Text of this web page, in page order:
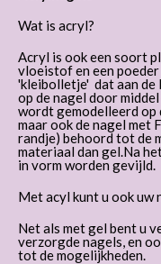
Wat is acryl?
Acryl is ook een soort
vloeistof en een
'kleibolletje' dat aan de
op de nagel door
wordt gemodelleerd op
maar ook de nagel met
randje) behoord tot de
materiaal dan gel.Na
in vorm worden gevijld.
Met acyl kunt u ook uw
Net als met gel bent u
verzorgde nagels, en
tot de mogelijkheden.